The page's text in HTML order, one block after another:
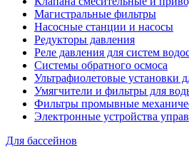
Магистральные фильтры
Насосные станции и насосы
Редукторы давления
Реле давления для систем
Системы обратного осмоса
Ультрафиолетовые установки
Умягчители и фильтры для
Фильтры промывные
Электронные устройства
Для бассейнов